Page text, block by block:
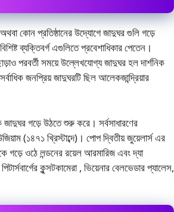
কোন প্রতিষ্ঠানের উদ্যোগে জাদুঘর গুলি গড়ে
ব্যক্তিবর্গ এগুলিতে প্রবেশাধিকার পেতেন।
পরবর্তী সময়ে উল্লেখযোগ্য জাদুঘর হল দার্শনিক
জনপ্রিয় জাদুঘরটি ছিল আলেকজান্দ্রিয়ার
গড়ে উঠতে শুরু করে। সর্বসাধারণের
(১৪৭১ খ্রিস্টাব্দে)। পোপ দ্বিতীয় জুয়েলার্স এর
গড়ে ওঠে লন্ডনের রয়েল আরমারিজ এবং দ্যা
কুন্সটকামেরা , ভিয়েনার বেলভেডার প্যালেস,